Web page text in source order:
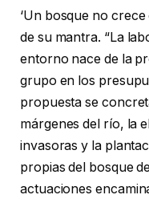
‘Un bosque no
de su mantra. “La
entorno nace de la
grupo en los
propuesta se
márgenes del río, la
invasoras y la
propias del bosque
actuaciones